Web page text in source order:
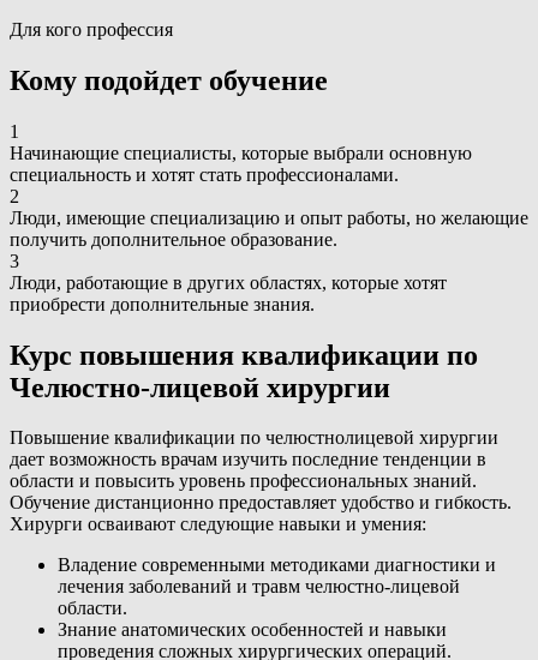
Для кого профессия
Кому подойдет обучение
1
Начинающие специалисты, которые выбрали основную
специальность и хотят стать профессионалами.
2
Люди, имеющие специализацию и опыт работы, но желающие
получить дополнительное образование.
3
Люди, работающие в других областях, которые хотят
приобрести дополнительные знания.
Курс повышения квалификации по
Челюстно-лицевой хирургии
Повышение квалификации по челюстнолицевой хирургии
дает возможность врачам изучить последние тенденции в
области и повысить уровень профессиональных знаний.
Обучение дистанционно предоставляет удобство и гибкость.
Хирурги осваивают следующие навыки и умения:
Владение современными методиками диагностики и
лечения заболеваний и травм челюстно-лицевой
области.
Знание анатомических особенностей и навыки
проведения сложных хирургических операций.